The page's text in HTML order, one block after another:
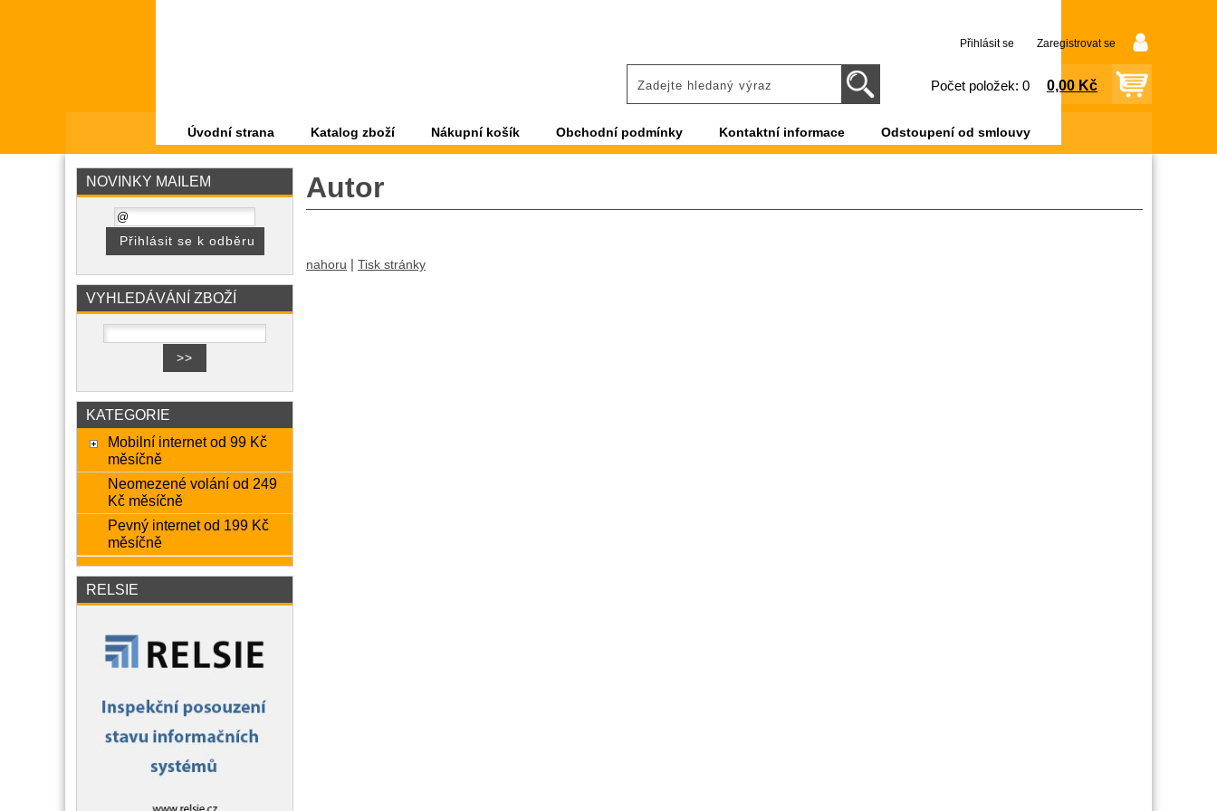
Přihlásit se Zaregistrovat se
Počet položek: 0 0,00 Kč
Úvodní strana Katalog zboží Nákupní košík Obchodní podmínky Kontaktní informace Odstoupení od smlouvy
Autor
nahoru | Tisk stránky
NOVINKY MAILEM
VYHLEDÁVÁNÍ ZBOŽÍ
KATEGORIE
Mobilní internet od 99 Kč
měsíčně
Neomezené volání od 249
Kč měsíčně
Pevný internet od 199 Kč
měsíčně
RELSIE